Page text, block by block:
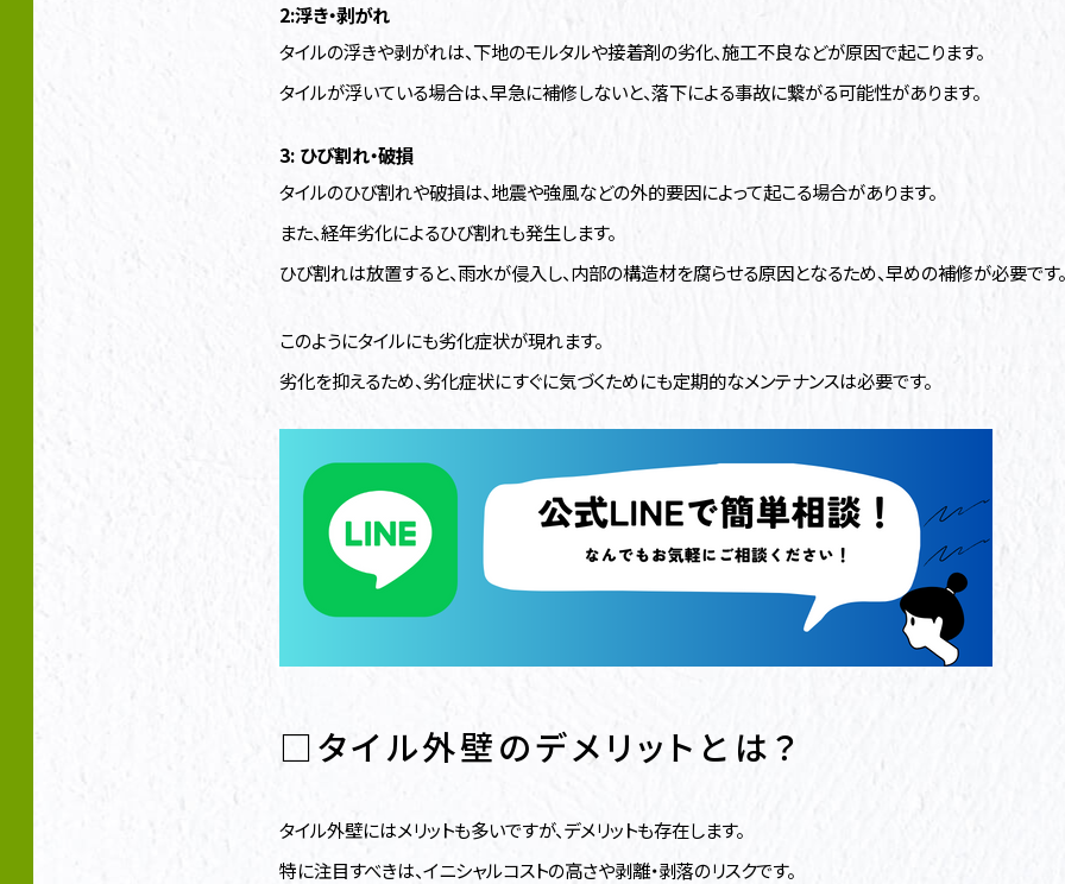
2:浮き・剥がれ
タイルの浮きや剥がれは、下地のモルタルや接着剤の劣化、施工不良などが原因で起こります。
タイルが浮いている場合は、早急に補修しないと、落下による事故に繋がる可能性があります。
3: ひび割れ・破損
タイルのひび割れや破損は、地震や強風などの外的要因によって起こる場合があります。
また、経年劣化によるひび割れも発生します。
ひび割れは放置すると、雨水が侵入し、内部の構造材を腐らせる原因となるため、早めの補修が必要です。
このようにタイルにも劣化症状が現れます。
劣化を抑えるため、劣化症状にすぐに気づくためにも定期的なメンテナンスは必要です。
□タイル外壁のデメリットとは？
タイル外壁にはメリットも多いですが、デメリットも存在します。
特に注目すべきは、イニシャルコストの高さや剥離・剥落のリスクです。